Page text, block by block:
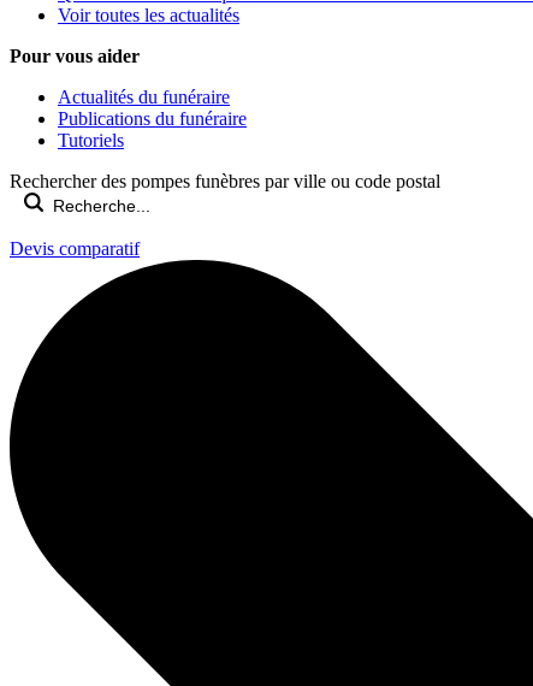
Voir toutes les actualités
Pour vous aider
Actualités du funéraire
Publications du funéraire
Tutoriels
Rechercher des pompes funèbres par ville ou code postal
Devis comparatif